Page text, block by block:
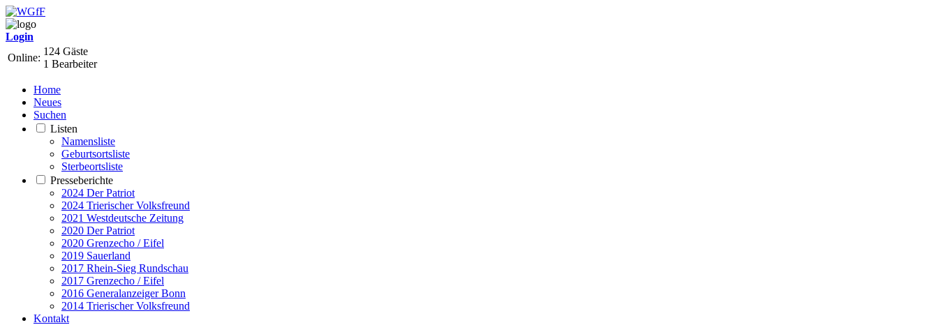
Login
Online:
124 Gäste
1 Bearbeiter
Home
Neues
Suchen
Listen
Namensliste
Geburtsortsliste
Sterbeortsliste
Presseberichte
2024 Der Patriot
2024 Trierischer Volksfreund
2021 Westdeutsche Zeitung
2020 Der Patriot
2020 Grenzecho / Eifel
2019 Sauerland
2017 Rhein-Sieg Rundschau
2017 Grenzecho / Eifel
2016 Generalanzeiger Bonn
2014 Trierischer Volksfreund
Kontakt